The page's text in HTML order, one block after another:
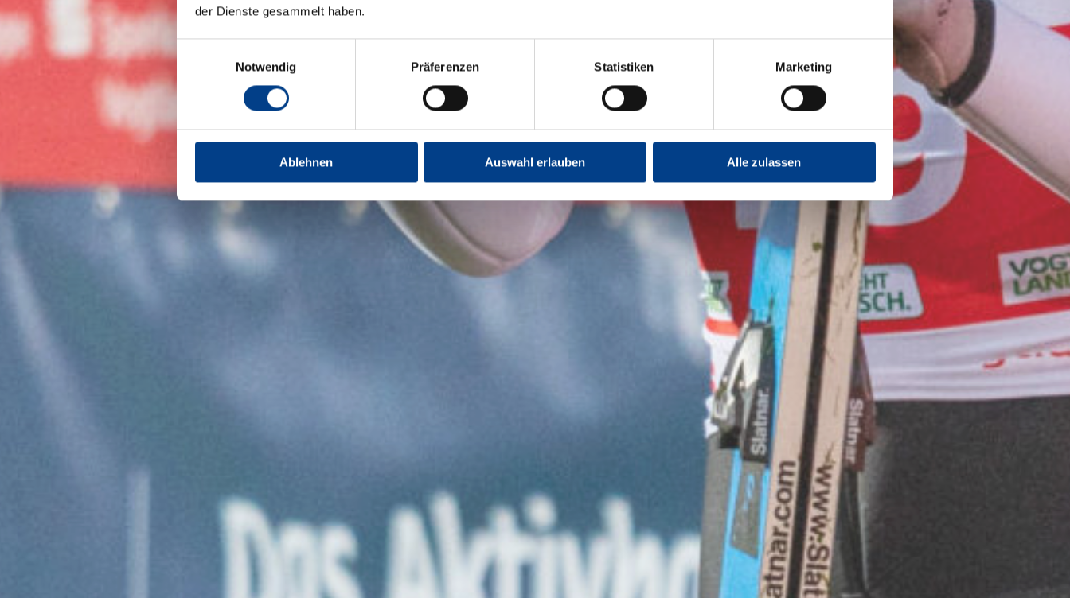
der Dienste gesammelt haben.
Notwendig
Präferenzen Statistiken Marketing
Ablehnen Auswahl erlauben Alle zulassen